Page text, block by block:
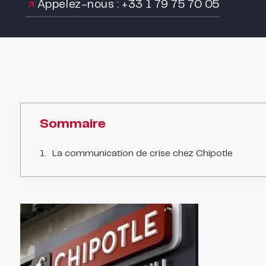
Appelez-nous : +33 1 79 75 70 05
Sommaire
La communication de crise chez Chipotle